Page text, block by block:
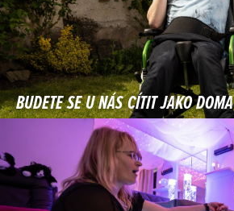
BUDETE SE U NÁS CÍTIT JAKO DOMA